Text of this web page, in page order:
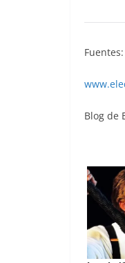
Fuentes:
Blog de